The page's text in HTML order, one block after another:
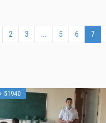
2 3 ... 5 6 7
51940